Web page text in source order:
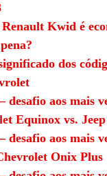
Kwid é
dos
desafio aos mais
Equinox vs.
desafio aos mais
Onix Plus